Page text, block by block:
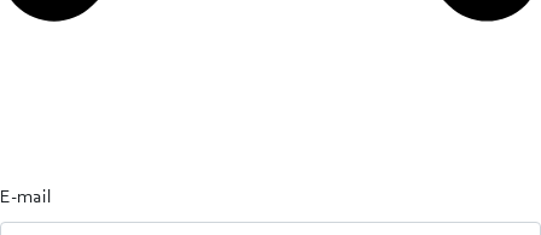
E-mail